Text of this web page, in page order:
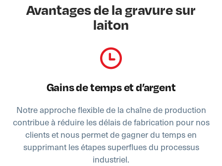
Avantages de la gravure sur
laiton
Gains de temps et d’argent
Notre approche flexible de la chaîne de production
contribue à réduire les délais de fabrication pour nos
clients et nous permet de gagner du temps en
supprimant les étapes superflues du processus
industriel.